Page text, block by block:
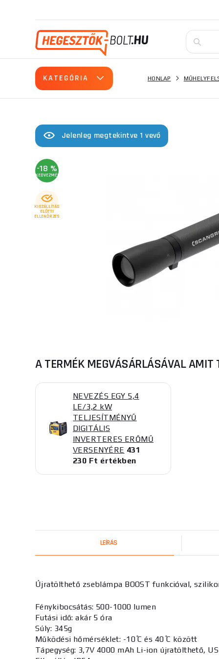
KATEGÓRIA HONLAP
Jelenleg megtekintve 1 vevő
-18 %
KEDVEZMÉNY
KISZÁLLÍTÁS
ELŐTTI
ELLENŐRZÉS
A TERMÉK MEGVÁSÁRLÁSÁVAL AMIT
NEVEZÉS EGY 5,4
LE/3,2 kW
TELJESÍTMÉNYŰ
DIGITÁLIS
INVERTERES ERŐMŰ
VERSENYÉRE 431
230 Ft értékben
LEÍRÁS
Újratölthető zseblámpa BOOST funkcióval,
Fénykibocsátás: 500-1000 lumen
Futási idő: akár 5 óra
Súly: 345g
Működési hőmérséklet: -10 ̊C és 40 ̊C között
Tápegység: 3,7V 4000 mAh Li-ion újratölthető,